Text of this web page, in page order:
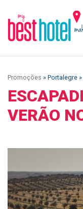
Promoções » Portalegre »
VERÃO